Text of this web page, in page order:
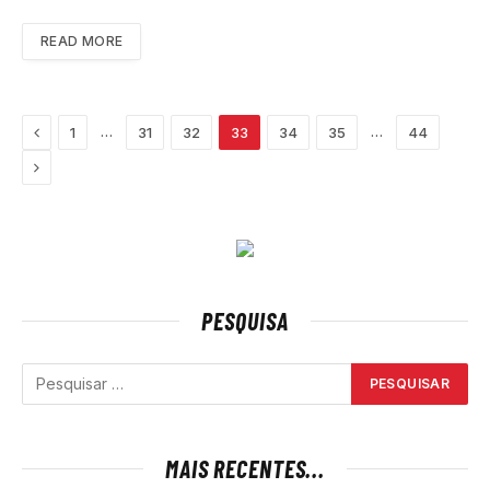
READ MORE
Previous
1 … 31 32 33 34 35 … 44
Next
PESQUISA
MAIS RECENTES...